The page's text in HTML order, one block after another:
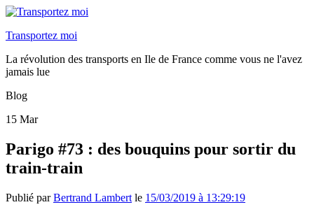
Transportez moi
La révolution des transports en Ile de France comme vous ne l'avez
jamais lue
Blog
15 Mar
Parigo #73 : des bouquins pour sortir du
train-train
Publié parBertrand Lambert le 15/03/2019 à 13:29:19